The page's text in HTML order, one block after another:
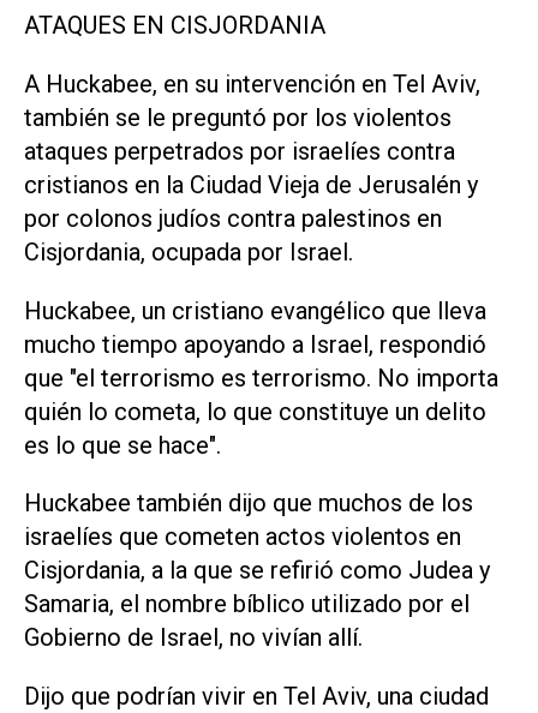
ATAQUES EN CISJORDANIA
A Huckabee, en su intervención en Tel Aviv,
también se le preguntó por los violentos
ataques perpetrados por ⁠israelíes contra
cristianos en la Ciudad Vieja de Jerusalén y
por colonos judíos contra palestinos en
Cisjordania, ocupada por Israel.
Huckabee, un cristiano evangélico que lleva
mucho tiempo apoyando a Israel, respondió
que "el terrorismo es terrorismo. No importa
quién lo cometa, lo que constituye un delito
es lo que se hace".
Huckabee también dijo que muchos de los
israelíes que cometen ‌actos violentos en
Cisjordania, a la que se refirió como Judea y
Samaria, el nombre bíblico utilizado por el
Gobierno de Israel, no vivían allí.
Dijo que podrían vivir en Tel Aviv, una ciudad